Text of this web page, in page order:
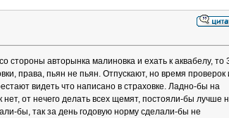
стороны авторынка малиновка и ехать к аквабелу, то
права, пьян не пьян. Отпускают, но время проверок
видеть что написано в страховке. Ладно-бы на
от нечего делать всех щемят, постояли-бы лучше
бы, так за день годовую норму сделали-бы не